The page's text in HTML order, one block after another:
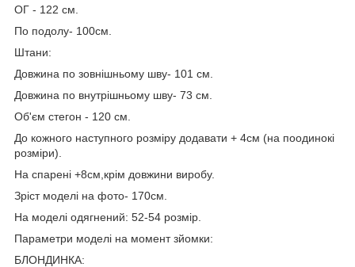
ОГ - 122 см.
По подолу- 100см.
Штани:
Довжина по зовнішньому шву- 101 см.
Довжина по внутрішньому шву- 73 см.
Об'єм стегон - 120 см.
До кожного наступного розміру додавати + 4см (на поодинокі
розміри).
На спарені +8см,крім довжини виробу.
Зріст моделі на фото- 170см.
На моделі одягнений: 52-54 розмір.
Параметри моделі на момент зйомки:
БЛОНДИНКА: